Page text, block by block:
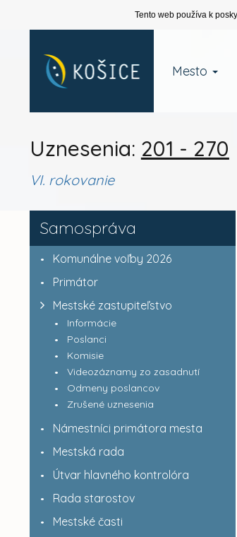
Tento web používa k
Mesto
Uznesenia: 201 - 270
VI. rokovanie
Samospráva
Komunálne voľby 2026
Primátor
Mestské zastupiteľstvo
Informácie
Poslanci
Komisie
Videozáznamy zo zasadnutí
Odmeny poslancov
Zrušené uznesenia
Námestníci primátora mesta
Mestská rada
Útvar hlavného kontrolóra
Rada starostov
Mestské časti